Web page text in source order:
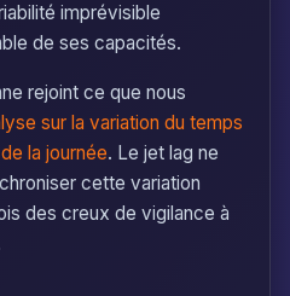
imprévisible
de ses capacités.
rejoint ce que nous
sur la variation du temps
la journée. Le jet lag ne
cette variation
des creux de vigilance à